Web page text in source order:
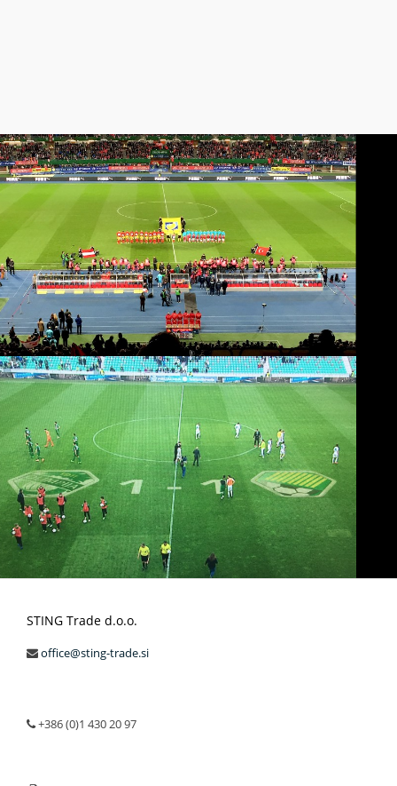
STING Trade d.o.o.
office@sting-trade.si
+386 (0)1 430 20 97